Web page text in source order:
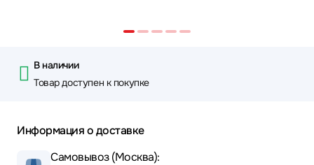
В наличии
Товар доступен к покупке
Информация о доставке
Самовывоз (Москва):